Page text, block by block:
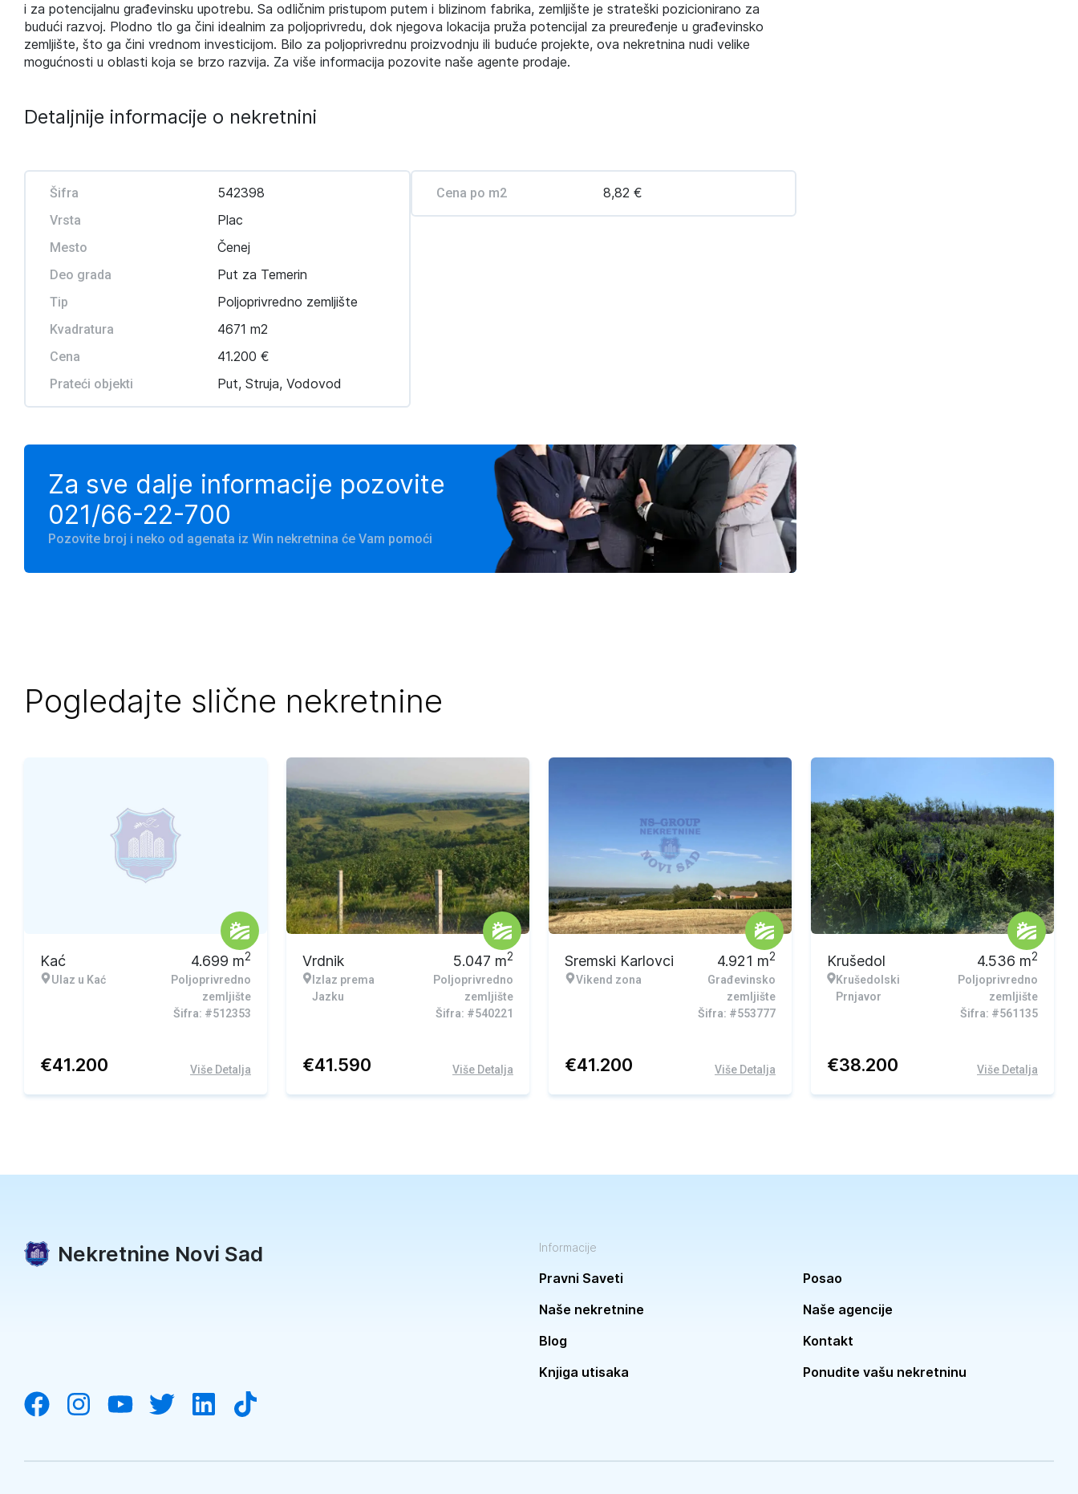
i za potencijalnu građevinsku upotrebu. Sa odličnim pristupom putem i blizinom fabrika, zemljište je strateški pozicionirano za
budući razvoj. Plodno tlo ga čini idealnim za poljoprivredu, dok njegova lokacija pruža potencijal za preuređenje u građevinsko
zemljište, što ga čini vrednom investicijom. Bilo za poljoprivrednu proizvodnju ili buduće projekte, ova nekretnina nudi velike
mogućnosti u oblasti koja se brzo razvija. Za više informacija pozovite naše agente prodaje.
Detaljnije informacije o nekretnini
Šifra 542398
Vrsta Plac
Mesto Čenej
Deo grada Put za Temerin
Tip Poljoprivredno zemljište
Kvadratura 4671 m2
Cena 41.200 €
Prateći objekti Put, Struja, Vodovod
Cena po m2 8,82 €
Za sve dalje informacije pozovite
021/66-22-700
Pozovite broj i neko od agenata iz Win nekretnina će Vam pomoći
Pogledajte slične nekretnine
Kać
Ulaz u Kać
4.699 m2
Poljoprivredno
zemljište
Šifra: #512353
€41.200 Više Detalja
Vrdnik
Izlaz prema
Jazku
5.047 m2
Poljoprivredno
zemljište
Šifra: #540221
€41.590 Više Detalja
Sremski Karlovci
Vikend zona
4.921 m2
Građevinsko
zemljište
Šifra: #553777
€41.200 Više Detalja
Ekskluzivna ponuda
Krušedol
Krušedolski
Prnjavor
4.536 m2
Poljoprivredno
zemljište
Šifra: #561135
€38.200 Više Detalja
Nekretnine Novi Sad Informacije
Pravni Saveti
Posao
Naše nekretnine
Naše agencije
Blog
Kontakt
Knjiga utisaka
Ponudite vašu nekretninu